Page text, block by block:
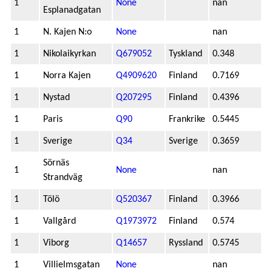
1
Esplanadgatan
None nan
1 N. Kajen N:o None nan
1 Nikolaikyrkan Q679052 Tyskland 0.348
1 Norra Kajen Q4909620 Finland 0.7169
1 Nystad Q207295 Finland 0.4396
1 Paris Q90 Frankrike 0.5445
1 Sverige Q34 Sverige 0.3659
1
Sörnäs
Strandväg
None nan
1 Tölö Q520367 Finland 0.3966
1 Vallgård Q1973972 Finland 0.574
1 Viborg Q14657 Ryssland 0.5745
1 Villielmsgatan None nan